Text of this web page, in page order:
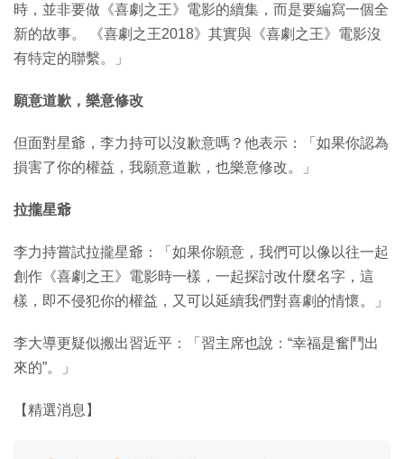
時，並非要做《喜劇之王》電影的續集，而是要編寫一個全
新的故事。 《喜劇之王2018》其實與《喜劇之王》電影沒
有特定的聯繫。」
願意道歉，樂意修改
但面對星爺，李力持可以沒歉意嗎？他表示：「如果你認為
損害了你的權益，我願意道歉，也樂意修改。」
拉攏星爺
李力持嘗試拉攏星爺：「如果你願意，我們可以像以往一起
創作《喜劇之王》電影時一樣，一起探討改什麼名字，這
樣，即不侵犯你的權益，又可以延續我們對喜劇的情懷。」
李大導更疑似搬出習近平：「習主席也說：“幸福是奮鬥出
來的”。」
【精選消息】